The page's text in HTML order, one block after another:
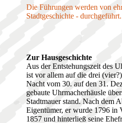
Die Führungen werden von
Stadtgeschichte - durchgeführt.
Zur Hausgeschichte
Aus der Entstehungszeit des
ist vor allem auf die drei
Nacht vom 30. auf den 31.
gebaute Uhrmacherhäusle
Stadtmauer stand. Nach dem
Eigentümer, er wurde 1796 in
1857 und hinterließ seine